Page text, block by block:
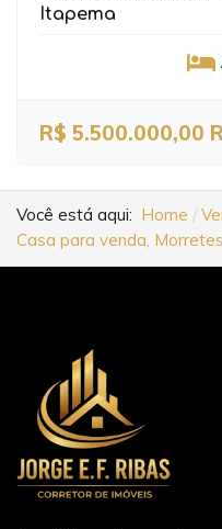
Itapema
R$ 5.500.000,00
Você está aqui: Home
Casa para venda,